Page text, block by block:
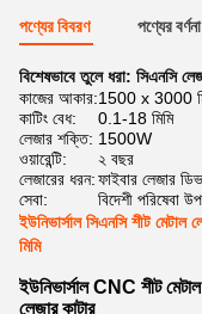
পণ্যের বিবরণ পণ্যের বর্ণনা
বিশেষভাবে তুলে ধরা: সিএনসি
কাজের আকার:1500 x 3000
কাটিং বেধ:
0.1-18 মিমি
লেজার শক্তি: 1500W
ওয়ারেন্টি:
২ বছর
লেজারের ধরন:ফাইবার লেজার
সেবা:
বিদেশী পরিষেবা
ইউনিভার্সাল সিএনসি শীট
মিমি
ইউনিভার্সাল CNC শীট
লেজার কাটার